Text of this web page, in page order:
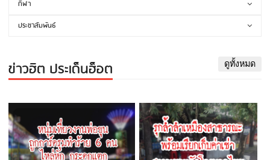
กีฬา
ประชาสัมพันธ์
ข่าวฮิต ประเด็นฮ็อต ดูทั้งหมด